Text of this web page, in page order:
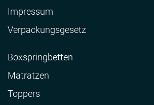
Impressum
Verpackungsgesetz
Boxspringbetten
Matratzen
Toppers